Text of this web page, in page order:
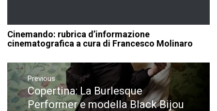
Cinemando: rubrica d’informazione
cinematografica a cura di Francesco Molinaro
Navigazione
articoli
Previous
Previous
post:
Copertina: La Burlesque
Performer e modella Black Bijou